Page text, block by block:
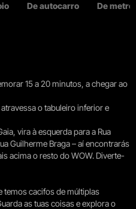
De autocarro De metro
15 a 20 minutos, a chegar ao
o tabuleiro inferior e
vira à esquerda para a Rua
Guilherme Braga – aí encontrarás
acima o resto do WOW. Diverte-
temos cacifos de múltiplas
as tuas coisas e explora o